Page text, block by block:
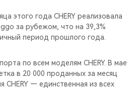
этого года CHERY реализовала
за рубежом, что на 39,3%
период прошлого года.
по всем моделям CHERY. В мае
в 20 000 проданных за месяц
CHERY — единственная из всех